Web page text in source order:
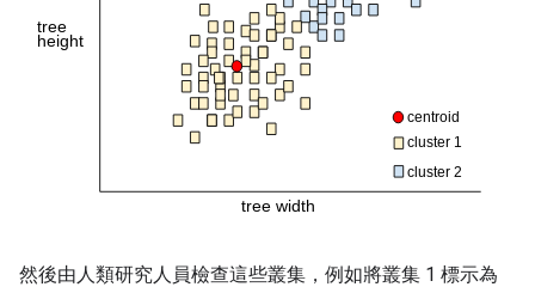
然後由人類研究人員檢查這些叢集，例如將叢集 1 標示為